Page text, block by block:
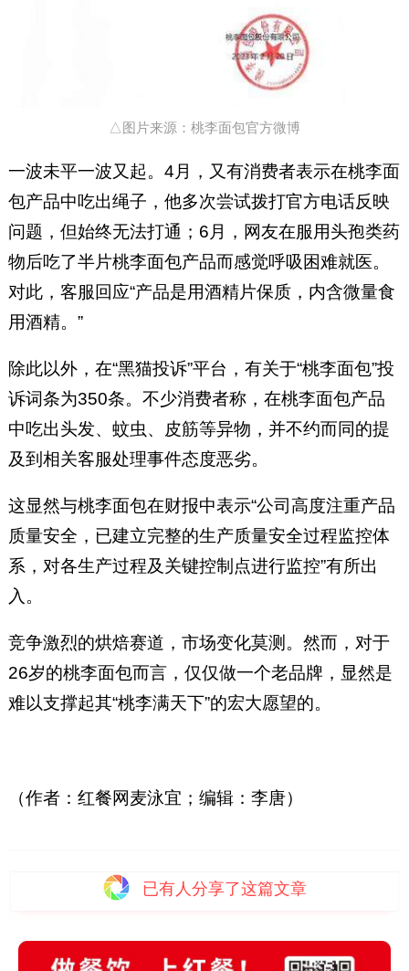
△图片来源：桃李面包官方微博
一波未平一波又起。4月，又有消费者表示在桃李面
包产品中吃出绳子，他多次尝试拨打官方电话反映
问题，但始终无法打通；6月，网友在服用头孢类药
物后吃了半片桃李面包产品而感觉呼吸困难就医。
对此，客服回应“产品是用酒精片保质，内含微量食
用酒精。”
除此以外，在“黑猫投诉”平台，有关于“桃李面包”投
诉词条为350条。不少消费者称，在桃李面包产品
中吃出头发、蚊虫、皮筋等异物，并不约而同的提
及到相关客服处理事件态度恶劣。
这显然与桃李面包在财报中表示“公司高度注重产品
质量安全，已建立完整的生产质量安全过程监控体
系，对各生产过程及关键控制点进行监控”有所出
入。
竞争激烈的烘焙赛道，市场变化莫测。然而，对于
26岁的桃李面包而言，仅仅做一个老品牌，显然是
难以支撑起其“桃李满天下”的宏大愿望的。
（作者：红餐网麦泳宜；编辑：李唐）
已有人分享了这篇文章